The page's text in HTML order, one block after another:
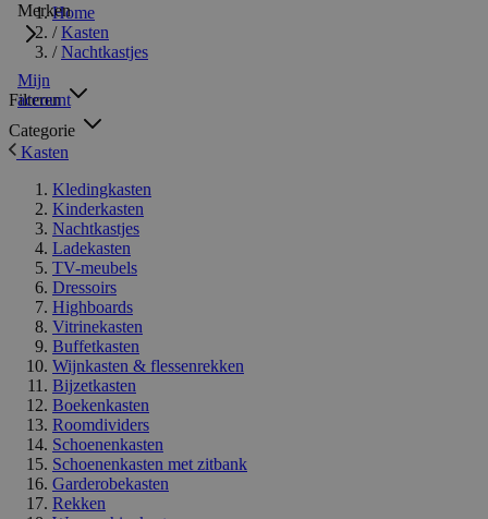
Merken
Mijn
account
Home
/ Kasten
/ Nachtkastjes
Filteren
Categorie
Kasten
Kledingkasten
Kinderkasten
Nachtkastjes
Ladekasten
TV-meubels
Dressoirs
Highboards
Vitrinekasten
Buffetkasten
Wijnkasten & flessenrekken
Bijzetkasten
Boekenkasten
Roomdividers
Schoenenkasten
Schoenenkasten met zitbank
Garderobekasten
Rekken